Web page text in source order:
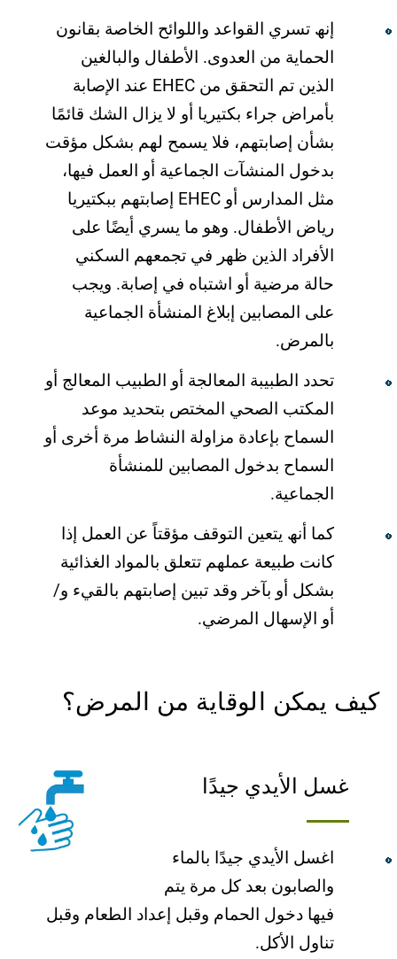
إنھ تسري القواعد واللوائح الخاصة بقانون
الحمایة من العدوى. الأطفال والبالغین
الذین تم التحقق من EHEC عند الإصابة
بأمراض جراء بكتیریا أو لا یزال الشك قائمًا
بشأن إصابتھم، فلا یسمح لھم بشكل مؤقت
بدخول المنشآت الجماعیة أو العمل فیھا،
مثل المدارس أو EHEC إصابتھم ببكتیریا
ریاض الأطفال. وھو ما یسري أیضًا على
الأفراد الذین ظھر في تجمعھم السكني
حالة مرضیة أو اشتباه في إصابة. ویجب
على المصابین إبلاغ المنشأة الجماعیة
بالمرض.
تحدد الطبیبة المعالجة أو الطبیب المعالج أو
المكتب الصحي المختص بتحدید موعد
السماح بإعادة مزاولة النشاط مرة أخرى أو
السماح بدخول المصابین للمنشأة
الجماعیة.
كما أنھ یتعین التوقف مؤقتاً عن العمل إذا
كانت طبیعة عملھم تتعلق بالمواد الغذائیة
بشكل أو بآخر وقد تبین إصابتھم بالقيء و/
أو الإسھال المرضي.
كیف یمكن الوقایة من المرض؟
غسل الأیدي جیدًا
اغسل الأیدي جیدًا بالماء
والصابون بعد كل مرة یتم
فیھا دخول الحمام وقبل إعداد الطعام وقبل
تناول الأكل.